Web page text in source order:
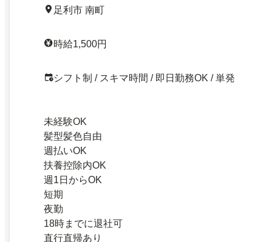
足利市 南町
時給1,500円
シフト制 / スキマ時間 / 即日勤務OK / 単発
未経験OK
髪型髪色自由
週払いOK
扶養控除内OK
週1日からOK
短期
夜勤
18時までに退社可
直行直帰あり